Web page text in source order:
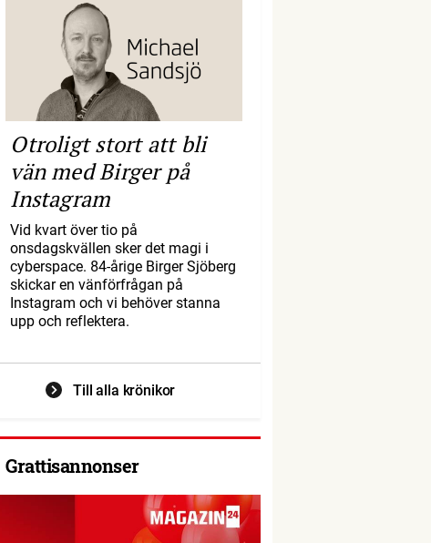
Otroligt stort att bli
vän med Birger på
Instagram
Vid kvart över tio på
onsdagskvällen sker det magi i
cyberspace. 84-årige Birger Sjöberg
skickar en vänförfrågan på
Instagram och vi behöver stanna
upp och reflektera.
Till alla krönikor
Grattisannonser